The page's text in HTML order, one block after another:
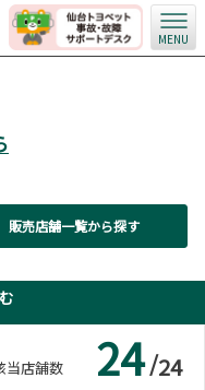
MENU
販売店舗一覧から探す
当店舗数 24 /24
キッズコーナー
G-Station